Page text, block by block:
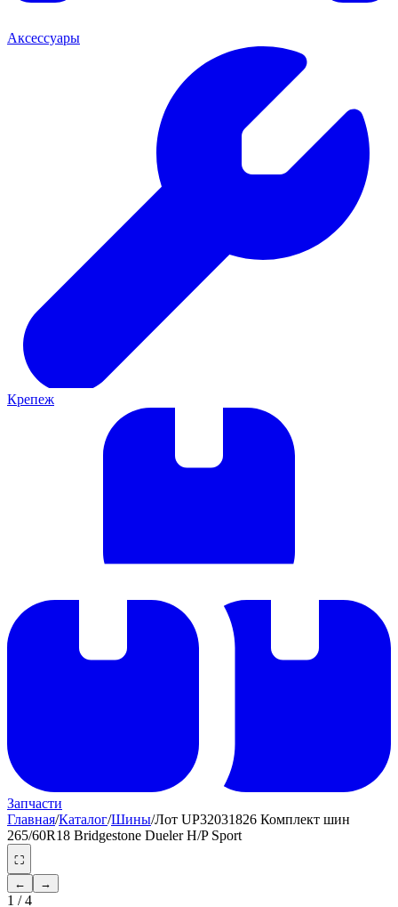
Аксессуары
Крепеж
Запчасти
Главная/Каталог/Шины/Лот UP32031826 Комплект шин
265/60R18 Bridgestone Dueler H/P Sport
⛶
←
→
1 /4